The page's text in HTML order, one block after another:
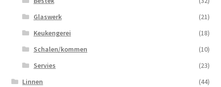
Glaswerk
(21)
Keukengerei
(18)
Schalen/kommen
(10)
Servies
(23)
Linnen
(44)